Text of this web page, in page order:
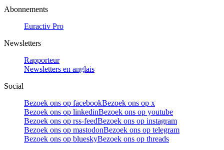
Abonnements
Euractiv Pro
Newsletters
Rapporteur
Newsletters en anglais
Social
Bezoek ons op facebookBezoek ons op x
Bezoek ons op linkedinBezoek ons op youtube
Bezoek ons op rss-feedBezoek ons op instagram
Bezoek ons op mastodonBezoek ons op telegram
Bezoek ons op blueskyBezoek ons op threads